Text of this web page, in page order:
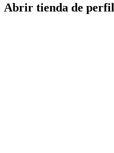
Abrir tienda de perfil